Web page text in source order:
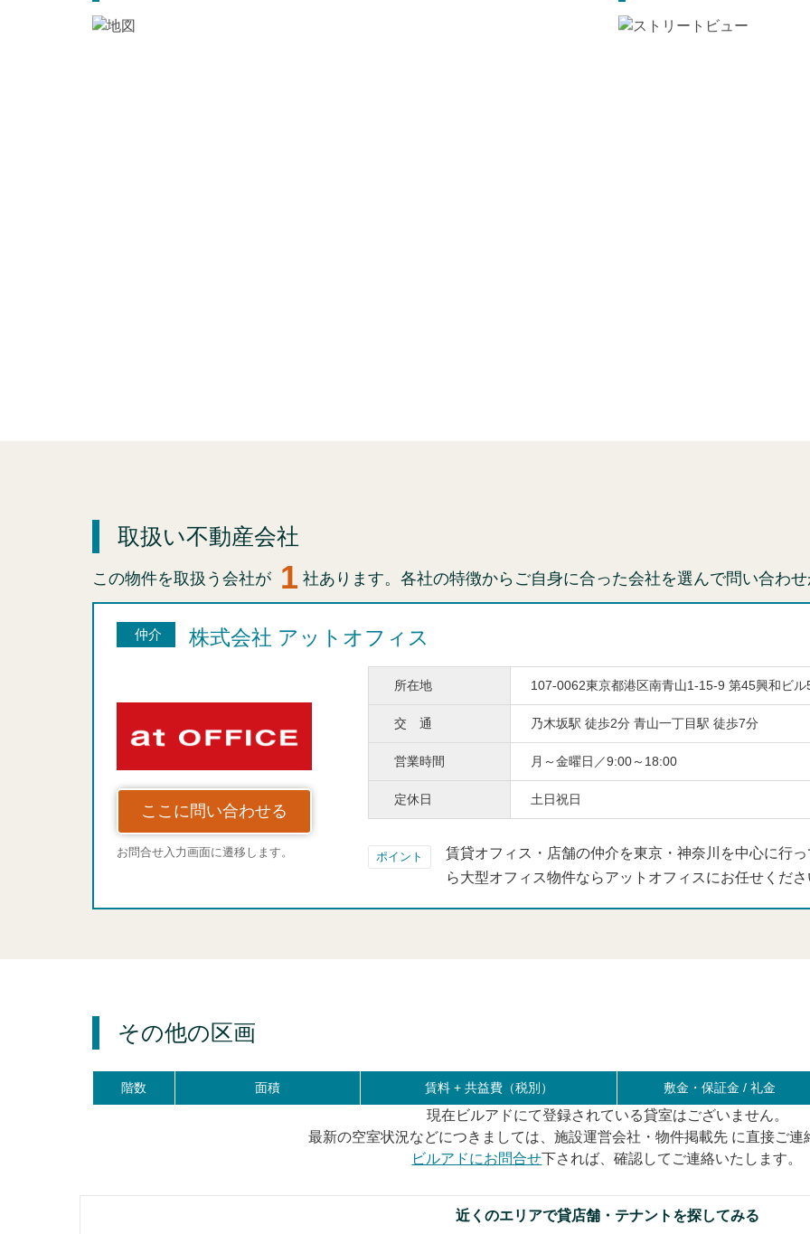
取扱い不動産会社
この物件を取扱う会社が 1 社あります。各社の特徴からご自身に合った会社を選んで問い合わ
仲介 株式会社 アットオフィス
ここに問い合わせる
お問合せ入力画面に遷移します。
所在地 107-0062東京都港区南青山1-15-9 第45興和ビル
交 通 乃木坂駅 徒歩2分 青山一丁目駅 徒歩7分
営業時間 月～金曜日／9:00～18:00
定休日 土日祝日
ポイント 賃貸オフィス・店舗の仲介を東京・神奈川を中心に行
ら大型オフィス物件ならアットオフィスにお任せくださ
その他の区画
階数 面積 賃料 +共益費（税別） 敷金・保証金 / 礼金
現在ビルアドにて登録されている貸室はございません。
最新の空室状況などにつきましては、施設運営会社・物件掲載先 に直接ご連
ビルアドにお問合せ下されば、確認してご連絡いたします。
近くのエリアで貸店舗・テナントを探してみる